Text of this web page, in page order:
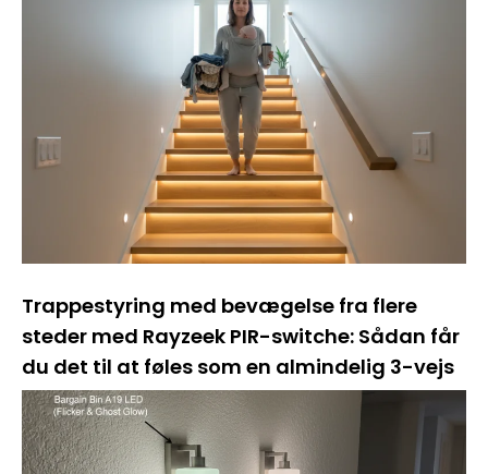
Trappestyring med bevægelse fra flere
steder med Rayzeek PIR-switche: Sådan får
du det til at føles som en almindelig 3-vejs